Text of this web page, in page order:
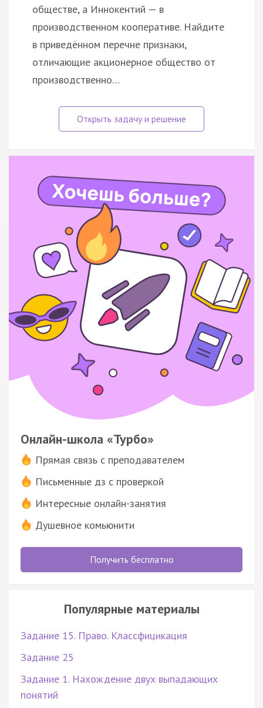
обществе, а Иннокентий — в
производственном кооперативе. Найдите
в приведённом перечне признаки,
отличающие акционерное общество от
производственно…
Онлайн-школа «Турбо»
Прямая связь с преподавателем
Письменные дз с проверкой
Интересные онлайн-занятия
Душевное комьюнити
Получить бесплатно
Популярные материалы
Задание 15. Право. Классфицикация
Задание 25
Задание 1. Нахождение двух выпадающих
понятий